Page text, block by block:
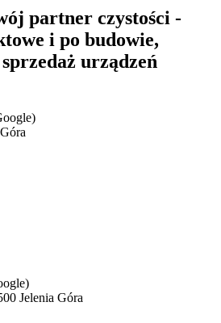
partner czystości -
i po budowie,
urządzeń
Jelenia Góra